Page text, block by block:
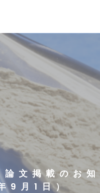
論文掲載のお知
9月1日）